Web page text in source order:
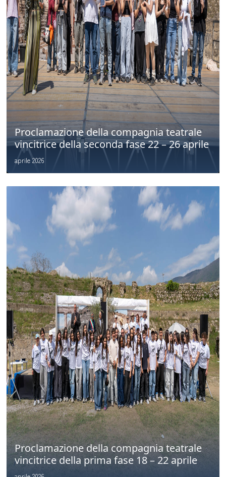
Proclamazione della compagnia teatrale
vincitrice della seconda fase 22 – 26 aprile
aprile 2026
Proclamazione della compagnia teatrale
vincitrice della prima fase 18 – 22 aprile